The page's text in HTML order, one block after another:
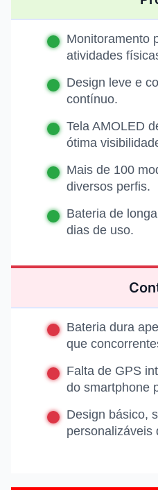
Monitoramento
atividades
Design leve e
contínuo.
Tela AMOLED
ótima
Mais de 100
diversos perfis.
Bateria de
dias de uso.
Bateria dura
que
Falta de GPS
do smartphone
Design básico,
personalizáveis